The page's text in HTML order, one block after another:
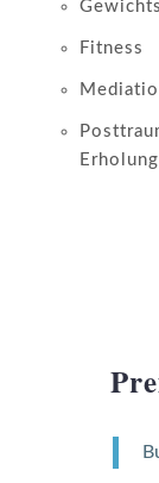
Fitness
Erholung